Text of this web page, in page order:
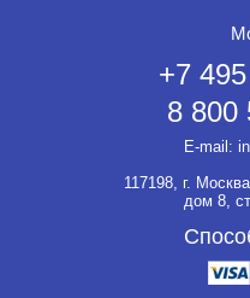
+7
8 800
E-mail:
117198, г.
дом 8,